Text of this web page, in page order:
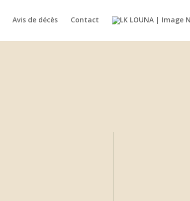
Avis de décès Contact